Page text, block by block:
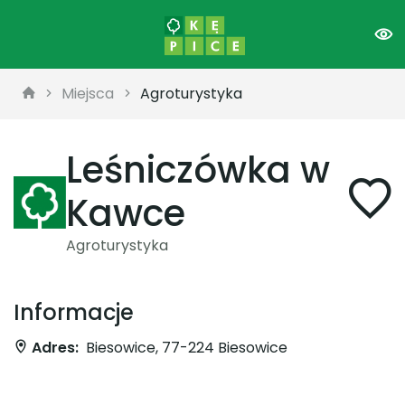
Miejsca Agroturystyka
Leśniczówka w
Kawce
Agroturystyka
Informacje
Adres: Biesowice, 77-224 Biesowice